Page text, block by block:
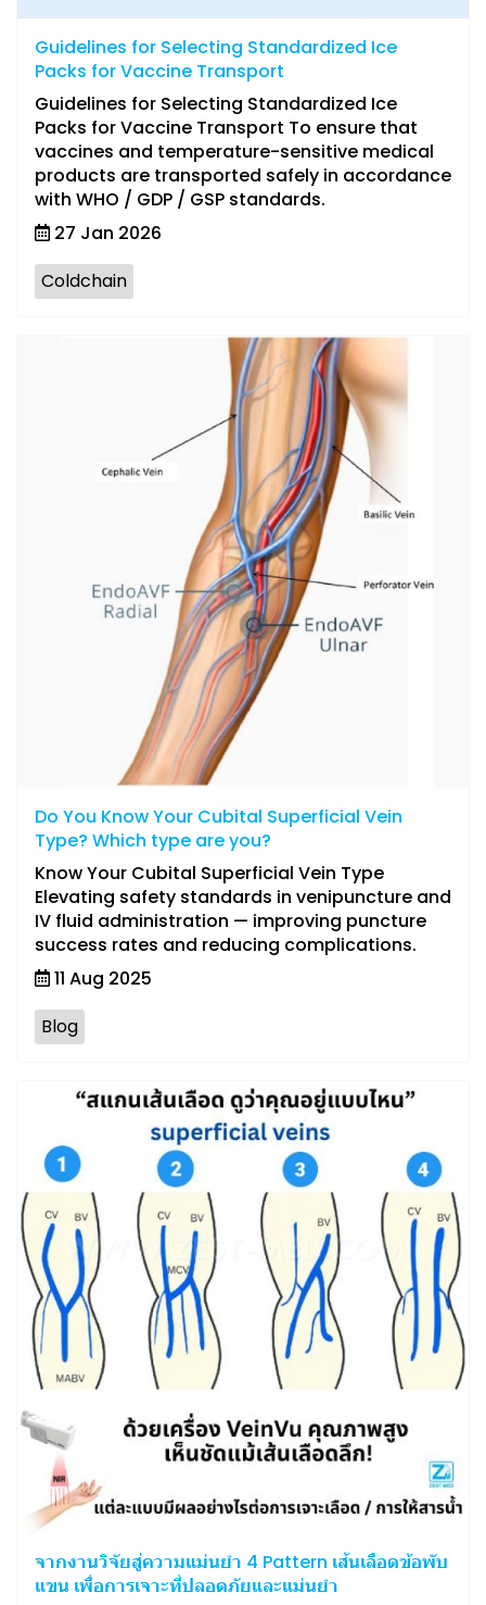
Guidelines for Selecting Standardized Ice
Packs for Vaccine Transport
Guidelines for Selecting Standardized Ice
Packs for Vaccine Transport To ensure that
vaccines and temperature-sensitive medical
products are transported safely in accordance
with WHO / GDP / GSP standards.
27 Jan 2026
Coldchain
Do You Know Your Cubital Superficial Vein
Type? Which type are you?
Know Your Cubital Superficial Vein Type
Elevating safety standards in venipuncture and
IV fluid administration — improving puncture
success rates and reducing complications.
11 Aug 2025
Blog
จากงานวิจัยสู่ความแม่นยำ 4 Pattern เส้นเลือดข้อพับ
แขน เพื่อการเจาะที่ปลอดภัยและแม่นยำ